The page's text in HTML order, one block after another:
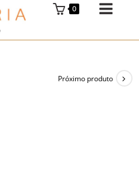
0
Próximo produto